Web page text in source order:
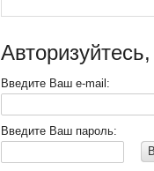
Введите Ваш e-mail:
Введите Ваш пароль: